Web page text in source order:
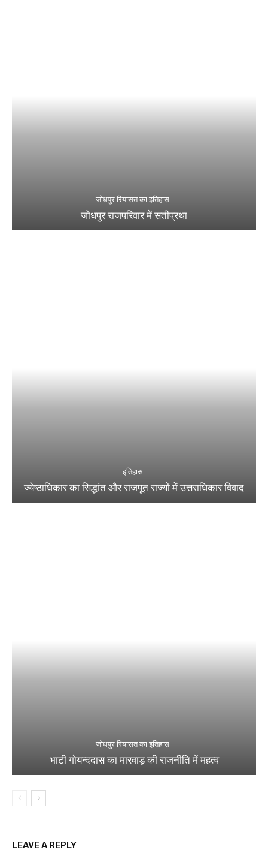
जोधपुर रियासत का इतिहास
जोधपुर राजपरिवार में सतीप्रथा
इतिहास
ज्येष्ठाधिकार का सिद्धांत और राजपूत राज्यों में उत्तराधिकार विवाद
जोधपुर रियासत का इतिहास
भाटी गोयन्ददास का मारवाड़ की राजनीति में महत्व
LEAVE A REPLY